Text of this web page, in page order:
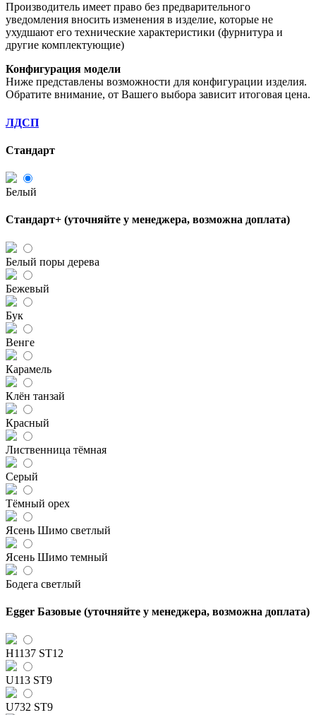
Производитель имеет право без предварительного
уведомления вносить изменения в изделие, которые не
ухудшают его технические характеристики (фурнитура и
другие комплектующие)
Конфигурация модели
Ниже представлены возможности для конфигурации изделия.
Обратите внимание, от Вашего выбора зависит итоговая цена.
ЛДСП
Стандарт
Белый
Стандарт+ (уточняйте у менеджера, возможна доплата)
Белый поры дерева
Бежевый
Бук
Венге
Карамель
Клён танзай
Красный
Лиственница тёмная
Серый
Тёмный орех
Ясень Шимо светлый
Ясень Шимо темный
Бодега светлый
Egger Базовые (уточняйте у менеджера, возможна доплата)
H1137 ST12
U113 ST9
U732 ST9